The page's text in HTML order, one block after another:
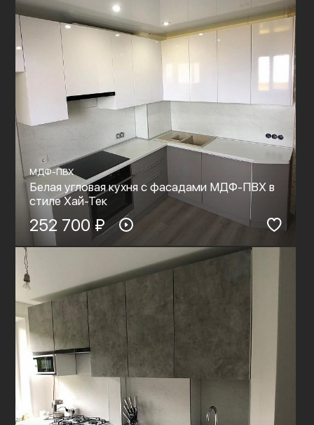
МДФ-ПВХ
Белая угловая кухня с фасадами МДФ-ПВХ в
стиле Хай-Тек
252 700 ₽